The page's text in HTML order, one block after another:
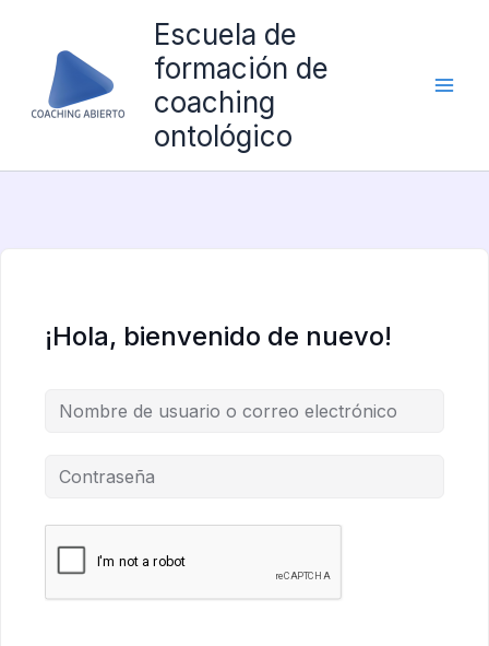
contenido
Escuela de
formación de
coaching
ontológico
¡Hola, bienvenido de nuevo!